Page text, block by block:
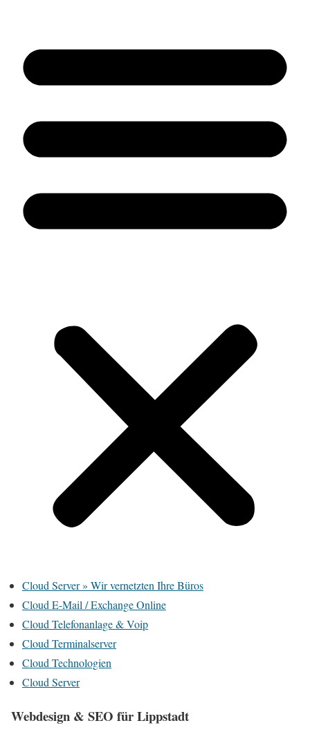
Cloud Server » Wir vernetzten Ihre Büros
Cloud E-Mail / Exchange Online
Cloud Telefonanlage & Voip
Cloud Terminalserver
Cloud Technologien
Cloud Server
Webdesign & SEO für Lippstadt